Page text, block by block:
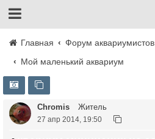
Главная
Форум аквариумистов
Мой маленький аквариум
Chromis Житель
27 апр 2014, 19:50